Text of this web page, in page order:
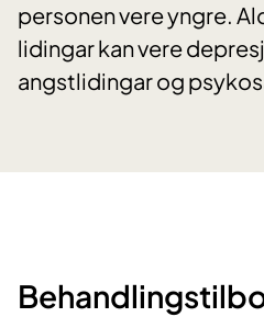
personen vere yngre.
lidingar kan vere
angstlidingar og